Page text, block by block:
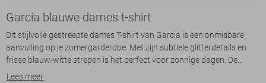
Garcia blauwe dames t-shirt
Dit stijlvolle gestreepte dames T-shirt van Garcia is een onmisbare
aanvulling op je zomergarderobe. Met zijn subtiele glitterdetails en
frisse blauw-witte strepen is het perfect voor zonnige dagen. De
regular fit biedt een comfortabele pasvorm, terwijl de ronde hals en
Lees meer